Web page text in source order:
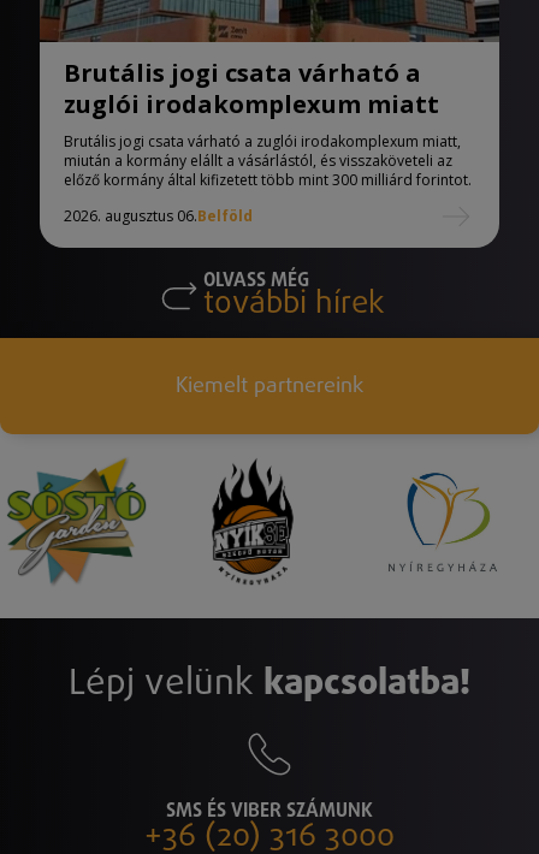
Brutális jogi csata várható a
zuglói irodakomplexum miatt
Brutális jogi csata várható a zuglói irodakomplexum miatt,
miután a kormány elállt a vásárlástól, és visszaköveteli az
előző kormány által kifizetett több mint 300 milliárd forintot.
2026. augusztus 06.Belföld
OLVASS MÉG
további hírek
Kiemelt partnereink
Lépj velünk kapcsolatba!
SMS ÉS VIBER SZÁMUNK
+36 (20) 316 3000